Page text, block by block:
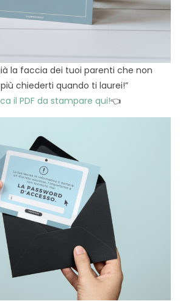
la faccia dei tuoi parenti che non
chiederti quando ti laurei!”
il PDF da stampare qui!👈